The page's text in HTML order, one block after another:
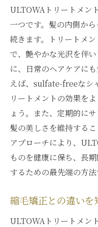
ULTOWAトリートメン
一つです。髪の内側か
続きます。トリートメ
で、艶やかな光沢を伴
に、日常のヘアケアに
えば、sulfate-freeなシ
リートメントの効果を
ょう。また、定期的に
髪の美しさを維持する
アプローチにより、
ものを健康に保ち、長
するための最先端の方法
縮毛矯正との違いを
ULTOWAトリートメン